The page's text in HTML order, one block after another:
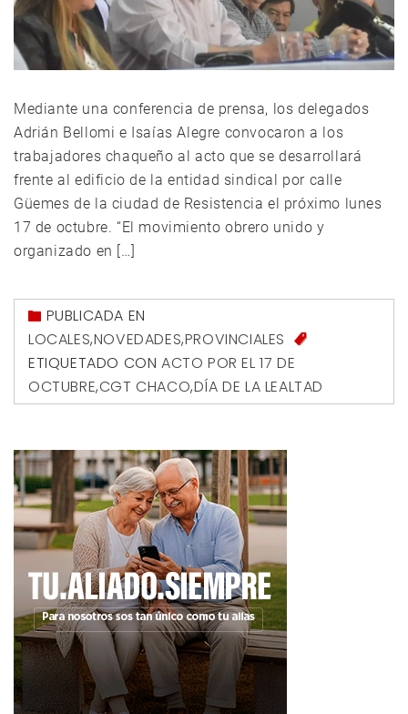
Mediante una conferencia de prensa, los delegados
Adrián Bellomi e Isaías Alegre convocaron a los
trabajadores chaqueño al acto que se desarrollará
frente al edificio de la entidad sindical por calle
Güemes de la ciudad de Resistencia el próximo lunes
17 de octubre. “El movimiento obrero unido y
organizado en […]
PUBLICADA EN
LOCALES,NOVEDADES,PROVINCIALES
ETIQUETADO CON ACTO POR EL 17 DE
OCTUBRE,CGT CHACO,DÍA DE LA LEALTAD